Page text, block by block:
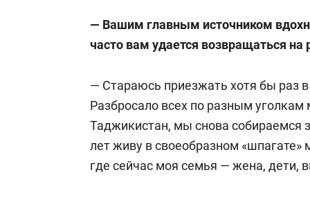
— Вашим главным источником
часто вам удается возвращаться на
— Стараюсь приезжать хотя бы раз
Разбросало всех по разным
Таджикистан, мы снова собираемся
лет живу в своеобразном
где сейчас моя семья — жена, дети,